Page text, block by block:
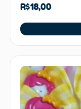
R$18,00